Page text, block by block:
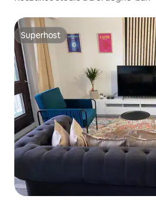
Superhost
Superhost